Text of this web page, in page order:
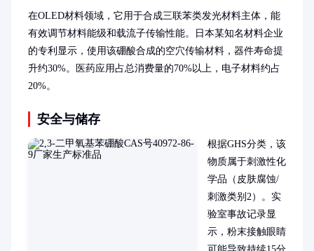
在OLED材料领域，它用于合成三联苯类发光材料主体，能
有效调节材料能级和载流子传输性能。日本某知名材料企业
的专利显示，使用该硼酸合成的空穴传输材料，器件寿命提
升约30%。医药应用占总消费量的70%以上，电子材料约占
20%。
安全与储存
根据GHS分类，该
物质属于刺激性化
学品（皮肤腐蚀/
刺激类别2）。实
验室事故记录显
示，粉末接触眼睛